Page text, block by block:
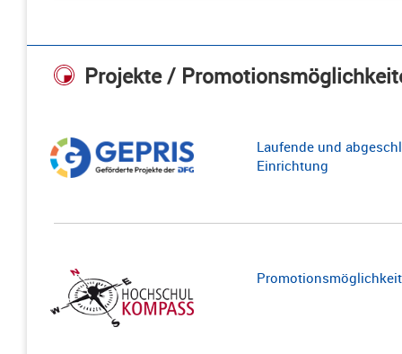
Projekte /
Laufende und
Einrichtung